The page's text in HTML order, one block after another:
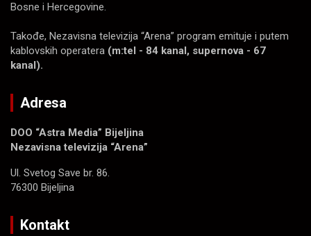
Bosne i Hercegovine.
Takođe, Nezavisna televizija “Arena” program emituje i putem
kablovskih operatera (m:tel - 84 kanal, supernova - 67
kanal).
Adresa
DOO “Astra Media” Bijeljina
Nezavisna televizija “Arena”
Ul. Svetog Save br. 86.
76300 Bijeljina
Kontakt